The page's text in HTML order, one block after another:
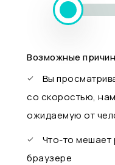
Возможные
Вы
со скоростью,
ожидаемую от
Что-то мешает
браузере